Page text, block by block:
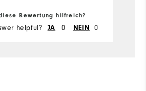
Bewertung hilfreich?
helpful? JA 0 NEIN 0